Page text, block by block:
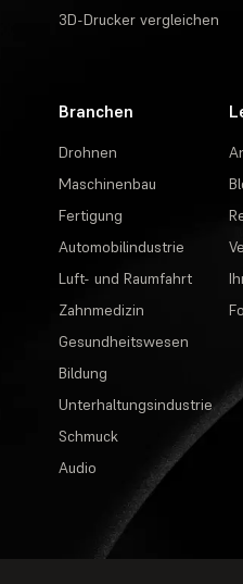
3D-Drucker vergleichen
Branchen
Drohnen
Maschinenbau
Fertigung
Automobilindustrie
Luft- und Raumfahrt
Zahnmedizin
Gesundheitswesen
Bildung
Unterhaltungsindustrie
Schmuck
Audio